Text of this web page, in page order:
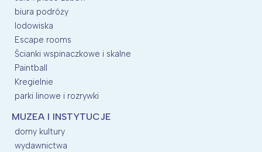
biura podróży
lodowiska
Escape rooms
Ścianki wspinaczkowe i skalne
Paintball
Kregielnie
parki linowe i rozrywki
MUZEA I INSTYTUCJE
domy kultury
wydawnictwa